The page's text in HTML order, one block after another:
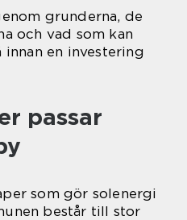
grunderna, de
och vad som kan
en investering
passar
som gör solenergi
består till stor